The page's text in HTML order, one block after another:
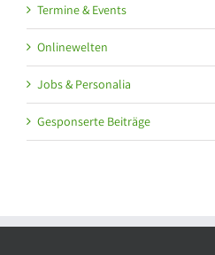
Termine & Events
Onlinewelten
Jobs & Personalia
Gesponserte Beiträge